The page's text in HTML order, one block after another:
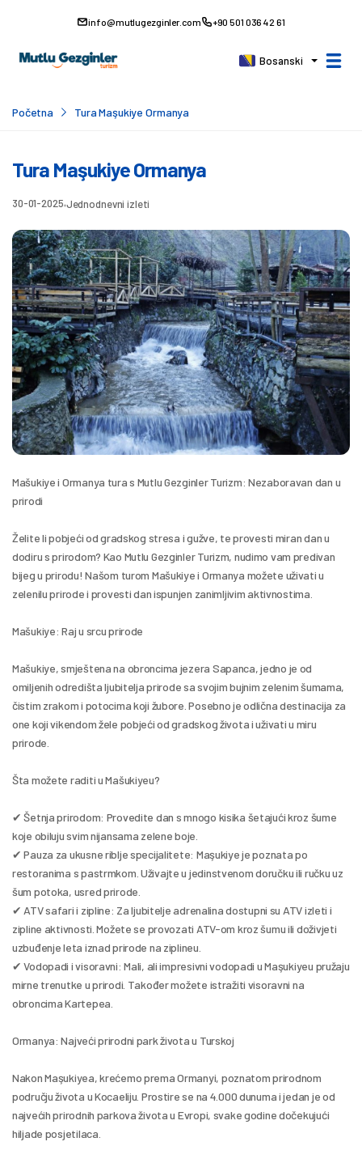
info@mutlugezginler.com +90 501 036 42 61
Bosanski
Početna Tura Maşukiye Ormanya
Tura Maşukiye Ormanya
30-01-2025 Jednodnevni izleti
Mašukiye i Ormanya tura s Mutlu Gezginler Turizm: Nezaboravan dan u
prirodi
Želite li pobjeći od gradskog stresa i gužve, te provesti miran dan u
dodiru s prirodom? Kao Mutlu Gezginler Turizm, nudimo vam predivan
bijeg u prirodu! Našom turom Mašukiye i Ormanya možete uživati u
zelenilu prirode i provesti dan ispunjen zanimljivim aktivnostima.
Mašukiye: Raj u srcu prirode
Mašukiye, smještena na obroncima jezera Sapanca, jedno je od
omiljenih odredišta ljubitelja prirode sa svojim bujnim zelenim šumama,
čistim zrakom i potocima koji žubore. Posebno je odlična destinacija za
one koji vikendom žele pobjeći od gradskog života i uživati u miru
prirode.
Šta možete raditi u Mašukiyeu?
✔ Šetnja prirodom: Provedite dan s mnogo kisika šetajući kroz šume
koje obiluju svim nijansama zelene boje.
✔ Pauza za ukusne riblje specijalitete: Maşukiye je poznata po
restoranima s pastrmkom. Uživajte u jedinstvenom doručku ili ručku uz
šum potoka, usred prirode.
✔ ATV safari i zipline: Za ljubitelje adrenalina dostupni su ATV izleti i
zipline aktivnosti. Možete se provozati ATV-om kroz šumu ili doživjeti
uzbuđenje leta iznad prirode na ziplineu.
✔ Vodopadi i visoravni: Mali, ali impresivni vodopadi u Maşukiyeu pružaju
mirne trenutke u prirodi. Također možete istražiti visoravni na
obroncima Kartepea.
Ormanya: Najveći prirodni park života u Turskoj
Nakon Maşukiyea, krećemo prema Ormanyi, poznatom prirodnom
području života u Kocaeliju. Prostire se na 4.000 dunuma i jedan je od
najvećih prirodnih parkova života u Evropi, svake godine dočekujući
hiljade posjetilaca.